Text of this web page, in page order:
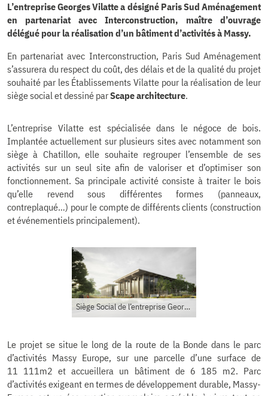
L’entreprise Georges Vilatte a désigné Paris Sud Aménagement
en partenariat avec Interconstruction, maître d’ouvrage
délégué pour la réalisation d’un bâtiment d’activités à Massy.
En partenariat avec Interconstruction, Paris Sud Aménagement
s’assurera du respect du coût, des délais et de la qualité du projet
souhaité par les Établissements Vilatte pour la réalisation de leur
siège social et dessiné parScape architecture.
L’entreprise Vilatte est spécialisée dans le négoce de bois.
Implantée actuellement sur plusieurs sites avec notamment son
siège à Chatillon, elle souhaite regrouper l’ensemble de ses
activités sur un seul site afin de valoriser et d’optimiser son
fonctionnement. Sa principale activité consiste à traiter le bois
qu’elle revend sous différentes formes (panneaux,
contreplaqué…) pour le compte de différents clients (construction
et événementiels principalement).
Siège Social de l’entreprise Georges Vilatte – Scape architecture
Le projet se situe le long de la route de la Bonde dans le parc
d’activités Massy Europe, sur une parcelle d’une surface de
11 111m2 et accueillera un bâtiment de 6 185 m2. Parc
d’activités exigeant en termes de développement durable, Massy-